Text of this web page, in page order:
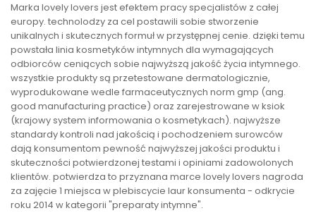
Marka lovely lovers jest efektem pracy specjalistów z całej
europy. technolodzy za cel postawili sobie stworzenie
unikalnych i skutecznych formuł w przystępnej cenie. dzięki temu
powstała linia kosmetyków intymnych dla wymagających
odbiorców ceniących sobie najwyższą jakość życia intymnego.
wszystkie produkty są przetestowane dermatologicznie,
wyprodukowane wedle farmaceutycznych norm gmp (ang.
good manufacturing practice) oraz zarejestrowane w ksiok
(krajowy system informowania o kosmetykach). najwyższe
standardy kontroli nad jakością i pochodzeniem surowców
dają konsumentom pewność najwyższej jakości produktu i
skuteczności potwierdzonej testami i opiniami zadowolonych
klientów. potwierdza to przyznana marce lovely lovers nagroda
za zajęcie 1 miejsca w plebiscycie laur konsumenta - odkrycie
roku 2014 w kategorii "preparaty intymne".